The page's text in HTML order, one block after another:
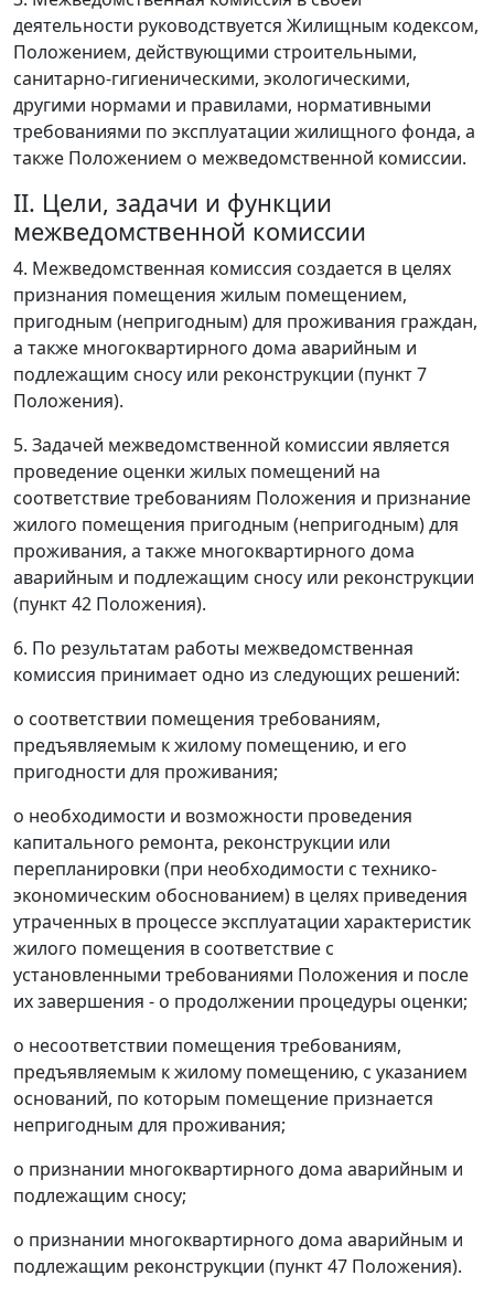
деятельности руководствуется Жилищным кодексом,
Положением, действующими строительными,
санитарно-гигиеническими, экологическими,
другими нормами и правилами, нормативными
требованиями по эксплуатации жилищного фонда, а
также Положением о межведомственной комиссии.
II. Цели, задачи и функции
межведомственной комиссии
4. Межведомственная комиссия создается в целях
признания помещения жилым помещением,
пригодным (непригодным) для проживания граждан,
а также многоквартирного дома аварийным и
подлежащим сносу или реконструкции (пункт 7
Положения).
5. Задачей межведомственной комиссии является
проведение оценки жилых помещений на
соответствие требованиям Положения и признание
жилого помещения пригодным (непригодным) для
проживания, а также многоквартирного дома
аварийным и подлежащим сносу или реконструкции
(пункт 42 Положения).
6. По результатам работы межведомственная
комиссия принимает одно из следующих решений:
о соответствии помещения требованиям,
предъявляемым к жилому помещению, и его
пригодности для проживания;
о необходимости и возможности проведения
капитального ремонта, реконструкции или
перепланировки (при необходимости с технико-
экономическим обоснованием) в целях приведения
утраченных в процессе эксплуатации характеристик
жилого помещения в соответствие с
установленными требованиями Положения и после
их завершения - о продолжении процедуры оценки;
о несоответствии помещения требованиям,
предъявляемым к жилому помещению, с указанием
оснований, по которым помещение признается
непригодным для проживания;
о признании многоквартирного дома аварийным и
подлежащим сносу;
о признании многоквартирного дома аварийным и
подлежащим реконструкции (пункт 47 Положения).